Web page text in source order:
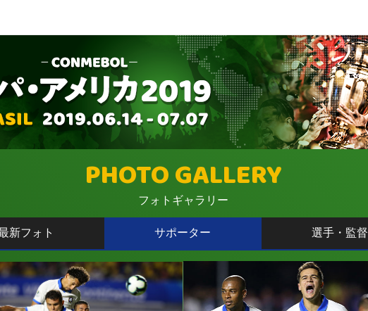
PHOTO GALLERY
フォトギャラリー
新フォト サポーター 選手・監督